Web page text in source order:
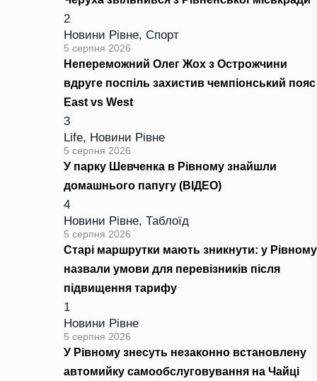
2
Новини Рівне, Спорт
5 серпня 2026
Непереможний Олег Жох з Острожчини
вдруге поспіль захистив чемпіонський пояс
East vs West
3
Life, Новини Рівне
5 серпня 2026
У парку Шевченка в Рівному знайшли
домашнього папугу (ВІДЕО)
4
Новини Рівне, Таблоїд
5 серпня 2026
Старі маршрутки мають зникнути: у Рівному
назвали умови для перевізників після
підвищення тарифу
1
Новини Рівне
5 серпня 2026
У Рівному знесуть незаконно встановлену
автомийку самообслуговування на Чайці